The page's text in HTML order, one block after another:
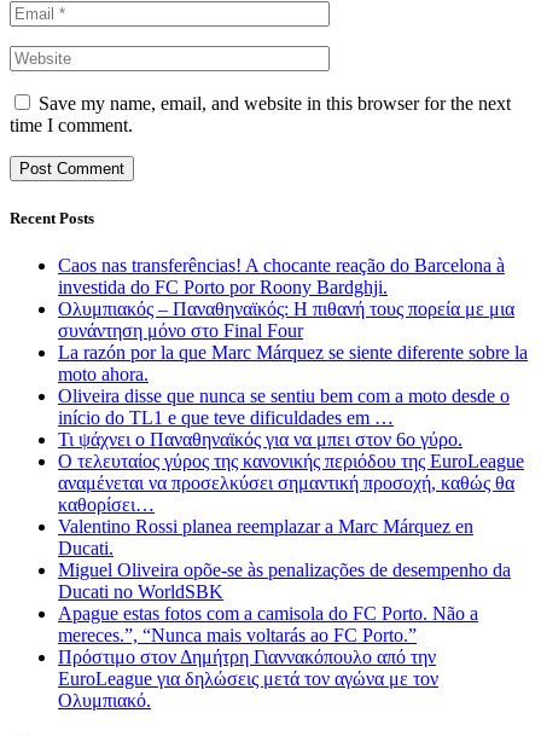
Save my name, email, and website in this browser for the next
time I comment.
Recent Posts
Caos nas transferências! A chocante reação do Barcelona à
investida do FC Porto por Roony Bardghji.
Ολυμπιακός – Παναθηναϊκός: Η πιθανή τους πορεία με μια
συνάντηση μόνο στο Final Four
La razón por la que Marc Márquez se siente diferente sobre la
moto ahora.
Oliveira disse que nunca se sentiu bem com a moto desde o
início do TL1 e que teve dificuldades em …
Τι ψάχνει ο Παναθηναϊκός για να μπει στον 6ο γύρο.
Ο τελευταίος γύρος της κανονικής περιόδου της EuroLeague
αναμένεται να προσελκύσει σημαντική προσοχή, καθώς θα
καθορίσει…
Valentino Rossi planea reemplazar a Marc Márquez en
Ducati.
Miguel Oliveira opõe-se às penalizações de desempenho da
Ducati no WorldSBK
Apague estas fotos com a camisola do FC Porto. Não a
mereces.”, “Nunca mais voltarás ao FC Porto.”
Πρόστιμο στον Δημήτρη Γιαννακόπουλο από την
EuroLeague για δηλώσεις μετά τον αγώνα με τον
Ολυμπιακό.